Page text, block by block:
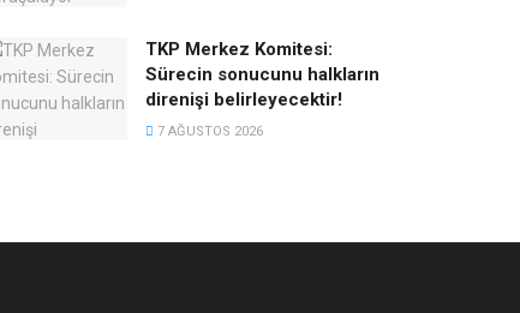
TKP Merkez Komitesi:
Sürecin sonucunu halkların
direnişi belirleyecektir!
7 AĞUSTOS 2026